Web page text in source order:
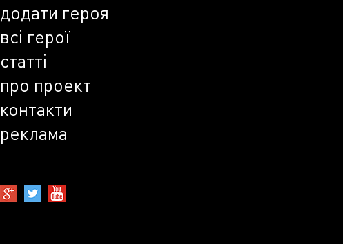
додати героя
всі герої
статті
про проект
контакти
реклама